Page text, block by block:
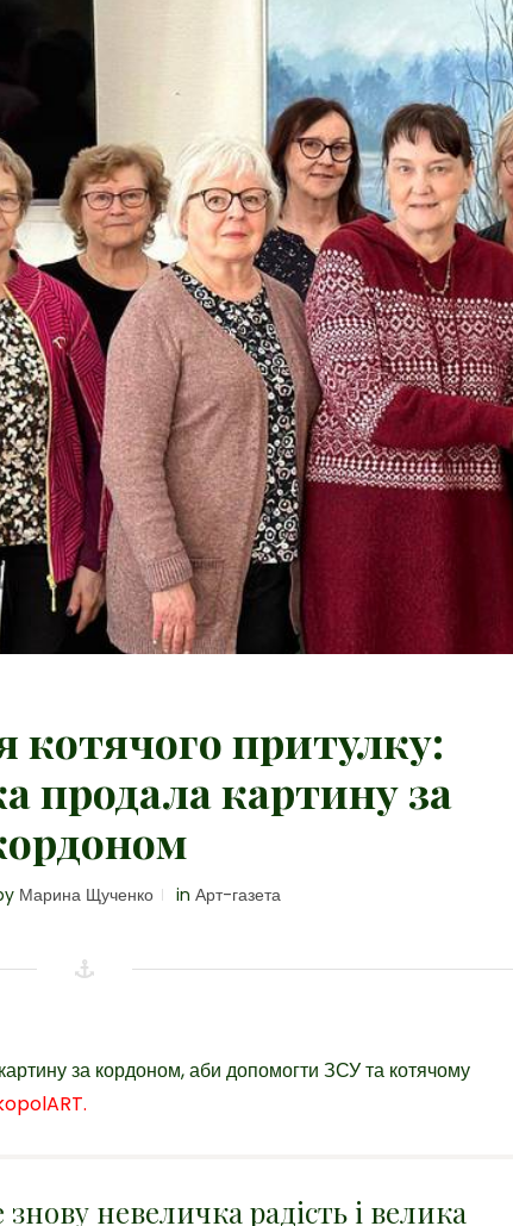
котячого притулку:
продала картину за
Марина Щученко inАрт-газета
за кордоном, аби допомогти ЗСУ та котячому
невеличка радість і велика